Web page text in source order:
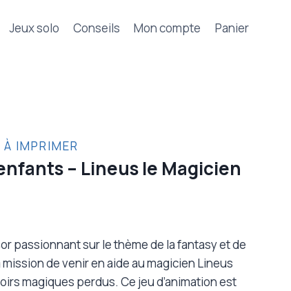
Jeux solo Conseils Mon compte Panier
IMPRIMER
– Lineus le Magicien
passionnant sur le thème de la fantasy et de
de venir en aide au magicien Lineus
magiques perdus. Ce jeu d’animation est